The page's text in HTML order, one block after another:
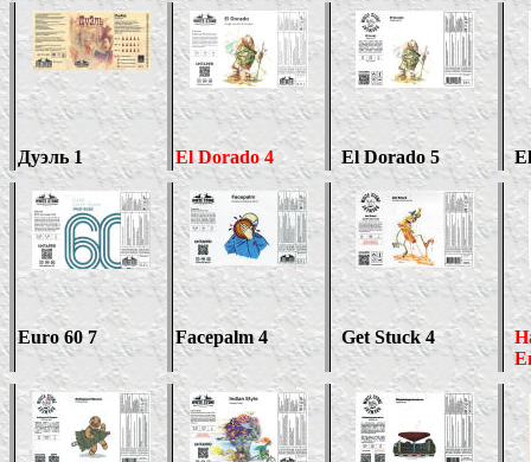
Дуэль 1 El Dorado 4 El Dorado5
Euro 60 7 Facepalm 4 Get Stuck 4